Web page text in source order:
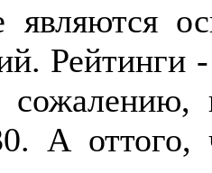
являются
Рейтинги
А